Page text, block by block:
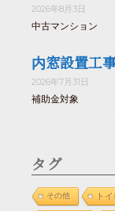
2026年8月3日
中古マンション
内窓設置工
2026年7月31日
補助金対象
タグ
その他 ト